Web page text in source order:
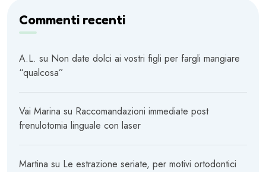
Commenti recenti
A.L. su Non date dolci ai vostri figli per fargli mangiare
“qualcosa”
Vai Marina su Raccomandazioni immediate post
frenulotomia linguale con laser
Martina su Le estrazione seriate, per motivi ortodontici